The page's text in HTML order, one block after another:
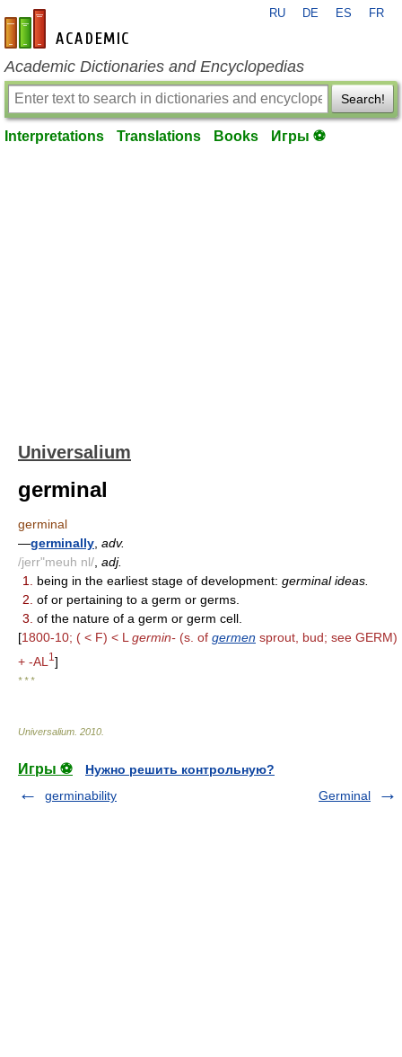
en-academic.com
RU DE ES FR
Academic Dictionaries and Encyclopedias
Search!
Interpretations Translations Books Игры ⚽
Universalium
germinal
germinal
—germinally adv.
/jerr"meuh nl/ adj.
1.
being in the earliest stage of development: germinal ideas.
2. of or pertaining to a germ or germs.
3. of the nature of a germ or germ cell.
[1800-10; ( < F) < L germin- (s. of germen sprout, bud; see GERM)
+ -AL 1 ]
* * *
Universalium 2010
Игры ⚽
Нужно решить контрольную?
germinability
Germinal